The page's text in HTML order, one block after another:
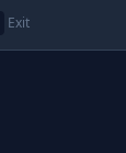
Exit